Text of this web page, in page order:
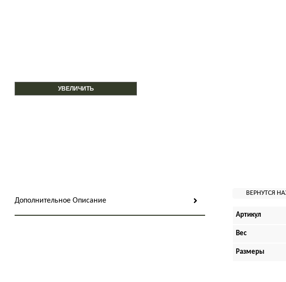
УВЕЛИЧИТЬ
Дополнительное Описание
Артикул
Вес
Размеры